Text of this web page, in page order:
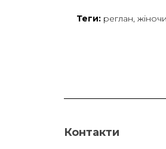
Теги: реглан,
Контакти